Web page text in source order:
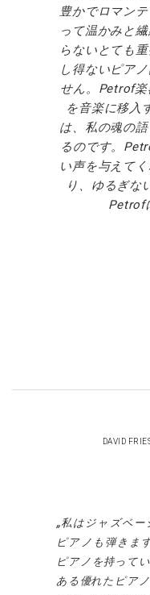
豊かでロマン
って温かみと
らないとても
し得ないピア
せん。 Petrof楽
を音楽に移入
は、私の魂の
るのです。
い声を与えて
り、ゆるぎな
Petrof
DAVID
私はジャズベー
ピアノも弾きま
ピアノを持って
ある優れたピア